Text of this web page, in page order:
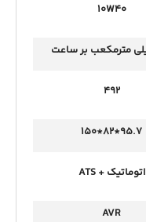
10W40
492
95.7*82*150
اتوماتیک + ATS
AVR